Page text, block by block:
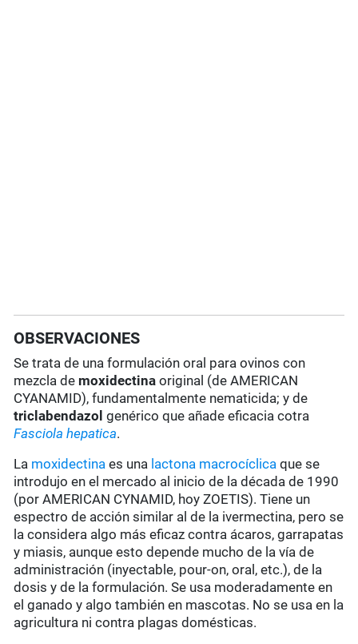
OBSERVACIONES
Se trata de una formulación oral para ovinos con
mezcla de moxidectina original (de AMERICAN
CYANAMID), fundamentalmente nematicida; y de
triclabendazol genérico que añade eficacia cotra
Fasciola hepatica.
La moxidectina es una lactona macrocíclica que se
introdujo en el mercado al inicio de la década de 1990
(por AMERICAN CYNAMID, hoy ZOETIS). Tiene un
espectro de acción similar al de la ivermectina, pero se
la considera algo más eficaz contra ácaros, garrapatas
y miasis, aunque esto depende mucho de la vía de
administración (inyectable, pour-on, oral, etc.), de la
dosis y de la formulación. Se usa moderadamente en
el ganado y algo también en mascotas. No se usa en la
agricultura ni contra plagas domésticas.